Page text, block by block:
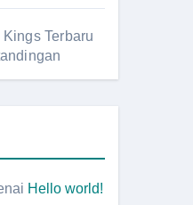
Terbaru
Hello world!